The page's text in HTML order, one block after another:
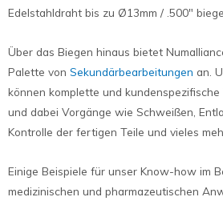
Edelstahldraht bis zu Ø13mm / .500″
Über das Biegen hinaus bietet
Palette von Sekundärbearbeitungen an.
können komplette und kundenspezifische
und dabei Vorgänge wie Schweißen,
Kontrolle der fertigen Teile und vieles
Einige Beispiele für unser Know-how im
medizinischen und pharmazeutischen